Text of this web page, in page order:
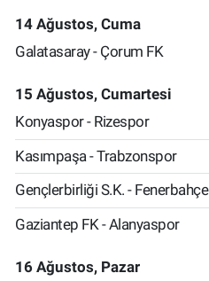
14 Ağustos, Cuma
Galatasaray - Çorum FK
15 Ağustos, Cumartesi
Konyaspor - Rizespor
Kasımpaşa - Trabzonspor
Gençlerbirliği S.K. - Fenerbahçe
Gaziantep FK - Alanyaspor
16 Ağustos, Pazar